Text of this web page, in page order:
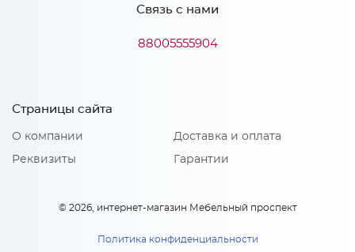
354
Сурская мебель
Особенности
Количество упаковок: 1
Материал 2: МДФ, акрилит
Связь с нами
88005555904
Страницы сайта
О компании
Реквизиты
Доставка и оплата
Гарантии
© 2026, интернет-магазин Мебельный проспект
Политика конфиденциальности